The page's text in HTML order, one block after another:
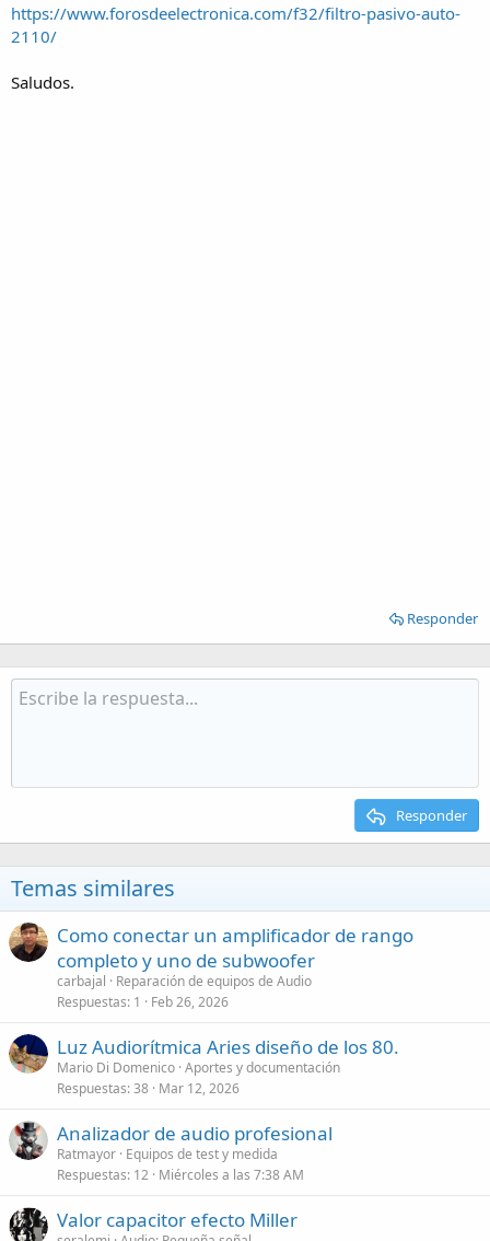
https://www.forosdeelectronica.com/f32/filtro-pasivo-auto-
2110/
Saludos.
Responder
Responder
Temas similares
Como conectar un amplificador de rango
completo y uno de subwoofer
carbajal
Reparación de equipos de Audio
Respuestas 1 Feb 26, 2026
Luz Audiorítmica Aries diseño de los 80.
Mario Di Domenico Aportes y documentación
Respuestas 38 Mar 12, 2026
Analizador de audio profesional
Ratmayor Equipos de test y medida
Respuestas 12 Miércoles a las 7:38 AM
Valor capacitor efecto Miller